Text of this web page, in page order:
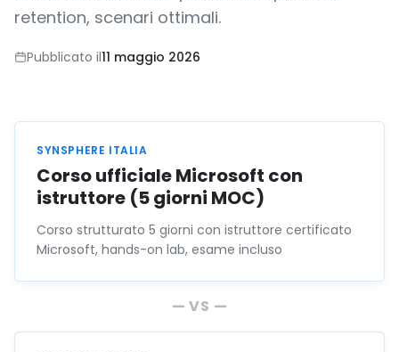
retention, scenari ottimali.
Pubblicato il11 maggio 2026
SYNSPHERE ITALIA
Corso ufficiale Microsoft con
istruttore (5 giorni MOC)
Corso strutturato 5 giorni con istruttore certificato
Microsoft, hands-on lab, esame incluso
— VS —